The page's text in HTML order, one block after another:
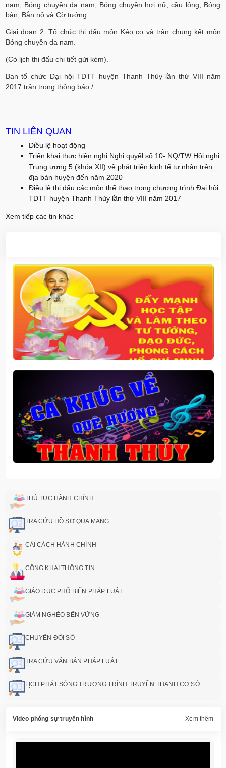
nam, Bóng chuyền da nam, Bóng chuyền hơi nữ, cầu lông, Bóng
bàn, Bắn nỏ và Cờ tướng.
Giai đoạn 2: Tổ chức thi đấu môn Kéo co và trận chung kết môn
Bóng chuyền da nam.
(Có lịch thi đấu chi tiết gửi kèm).
Ban tổ chức Đại hội TDTT huyện Thanh Thủy lần thứ VIII năm
2017 trân trọng thông báo./.
TIN LIÊN QUAN
Điều lệ hoạt động
Triển khai thực hiện nghị Nghị quyếl số 10- NQ/TW Hội nghị
Trung ương 5 (khóa XII) về phát triển kinh tế tư nhân trên
địa bàn huyện đến năm 2020
Điều lệ thi đấu các môn thể thao trong chương trình Đại hội
TDTT huyện Thanh Thủy lần thứ VIII năm 2017
Xem tiếp các tin khác
THỦ TỤC HÀNH CHÍNH
TRA CỨU HỒ SƠ QUA MẠNG
CẢI CÁCH HÀNH CHÍNH
CÔNG KHAI THÔNG TIN
GIÁO DỤC PHỔ BIẾN PHÁP LUẬT
GIẢM NGHÈO BỀN VỮNG
CHUYỂN ĐỔI SỐ
TRA CỨU VĂN BẢN PHÁP LUẬT
LỊCH PHÁT SÓNG TRƯƠNG TRÌNH TRUYỀN THANH CƠ SỞ
Video phóng sự truyền hình Xem thêm